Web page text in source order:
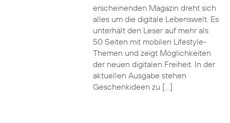
erscheinenden Magazin dreht sich
alles um die digitale Lebenswelt. Es
unterhält den Leser auf mehr als
50 Seiten mit mobilen Lifestyle-
Themen und zeigt Möglichkeiten
der neuen digitalen Freiheit. In der
aktuellen Ausgabe stehen
Geschenkideen zu […]